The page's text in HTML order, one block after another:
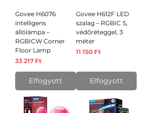
Govee H6076
intelligens
állólámpa –
RGBICW Corner
Floor Lamp
Ár
33 217 Ft
Elfogyott
Govee H612F LED
szalag – RGBIC S,
védőréteggel, 3
méter
Ár
11 150 Ft
Elfogyott